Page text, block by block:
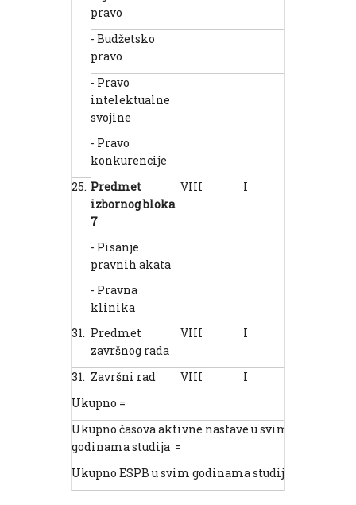
pravo
- Budžetsko
pravo
- Pravo
intelektualne
svojine
- Pravo
konkurencije
25. Predmet
izbornogbloka
7
VIII I
- Pisanje
pravnih akata
- Pravna
klinika
31. Predmet
završnog rada
VIII I
31. Završni rad VIII I
Ukupno =
Ukupno časova aktivne nastave u svim
godinama studija =
Ukupno ESPB u svim godinama studija =